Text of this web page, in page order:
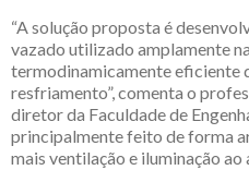
“A solução proposta é
vazado utilizado amplamente
termodinamicamente eficiente
resfriamento”, comenta o
diretor da Faculdade de
principalmente feito de forma
mais ventilação e iluminação ao